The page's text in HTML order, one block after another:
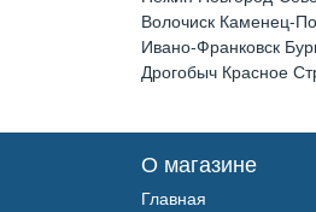
Волочиск Каменец-
Ивано-Франковск
Дрогобыч Красное
О магазине
Главная